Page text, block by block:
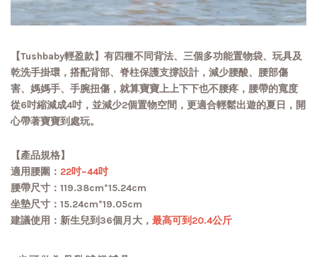
【Tushbaby輕盈款】有四種不同背法、三個多功能置物袋、玩具及
乾洗手掛環，搭配背部、脊柱保護支撐設計，減少腰酸、腰部傷
害、媽媽手、手腕扭傷，就算寶寶上上下下也不腰疼，腰帶的寬度
從6吋縮減成4吋，並減少2個置物空間，更適合輕鬆出遊的夏日，開
心帶著寶寶到處玩。
【產品規格】
適用腰圍： 22吋~44吋
腰帶尺寸：119.38cm*15.24cm
坐墊尺寸：15.24cm*19.05cm
建議使用：新生兒到36個月大， 最高可到20.4公斤